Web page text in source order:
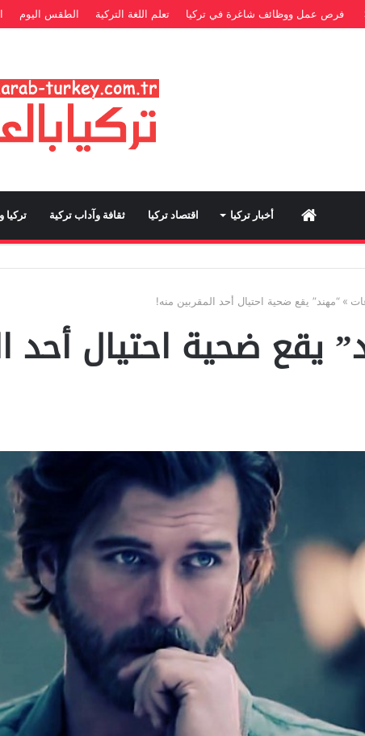
فرص عمل ووظائف شاغرة في تركيا تعلم اللغة التركية الطقس اليوم
Home أخبار تركيا اقتصاد تركيا ثقافة وآداب تركية تركيا
» “مهند” يقع ضحية احتيال أحد المقربين منه!
يقع ضحية احتيال أحد